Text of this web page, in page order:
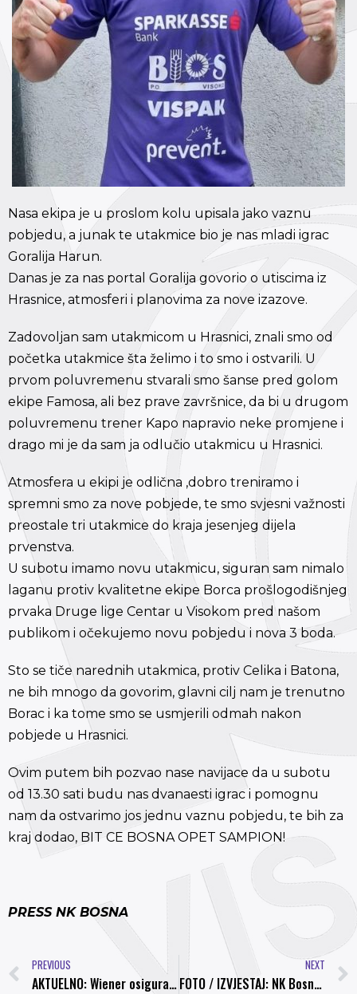
Nasa ekipa je u proslom kolu upisala jako vaznu
pobjedu, a junak te utakmice bio je nas mladi igrac
Goralija Harun.
Danas je za nas portal Goralija govorio o utiscima iz
Hrasnice, atmosferi i planovima za nove izazove.
Zadovoljan sam utakmicom u Hrasnici, znali smo od
početka utakmice šta želimo i to smo i ostvarili. U
prvom poluvremenu stvarali smo šanse pred golom
ekipe Famosa, ali bez prave završnice, da bi u drugom
poluvremenu trener Kapo napravio neke promjene i
drago mi je da sam ja odlučio utakmicu u Hrasnici.
Atmosfera u ekipi je odlična ,dobro treniramo i
spremni smo za nove pobjede, te smo svjesni važnosti
preostale tri utakmice do kraja jesenjeg dijela
prvenstva.
U subotu imamo novu utakmicu, siguran sam nimalo
laganu protiv kvalitetne ekipe Borca prošlogodišnjeg
prvaka Druge lige Centar u Visokom pred našom
publikom i očekujemo novu pobjedu i nova 3 boda.
Sto se tiče narednih utakmica, protiv Celika i Batona,
ne bih mnogo da govorim, glavni cilj nam je trenutno
Borac i ka tome smo se usmjerili odmah nakon
pobjede u Hrasnici.
Ovim putem bih pozvao nase navijace da u subotu
od 13.30 sati budu nas dvanaesti igrac i pomognu
nam da ostvarimo jos jednu vaznu pobjedu, te bih za
kraj dodao, BIT CE BOSNA OPET SAMPION!
PRESS NK BOSNA
PREVIOUS
AKTUELNO: Wiener osiguranje novi sponzor NK Bosna
NEXT
FOTO / IZVJESTAJ: NK Bosna – FK Borac 5:0